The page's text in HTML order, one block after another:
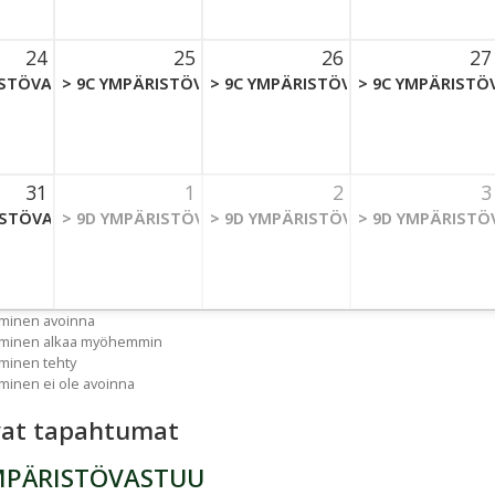
24
2026 Thursday
25
25 August 2026 Thursday
> 9C YMPÄRISTÖVASTUU
26
26 August 2026 Thursday
> 9C YMPÄRISTÖVASTUU
27
27 August
> 9C
31
2026 Thursday
1
1 September 2026 Thursday
> 9D YMPÄRISTÖVASTUU
2
2 September 2026 Thursday
> 9D YMPÄRISTÖVASTUU
3
3 September
> 9D
avoinna
alkaa myöhemmin
tehty
ei ole avoinna
tapahtumat